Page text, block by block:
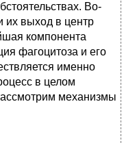
Во-
их выход в центр
компонента
фагоцитоза и его
именно
в целом
механизмы